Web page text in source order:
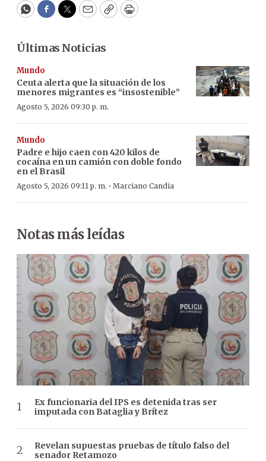
WhatsApp
Facebook
Twitter
EmailCopyPrint
Últimas Noticias
Mundo
Ceuta alerta que la situación de los
menores migrantes es “insostenible”
Agosto 5, 2026 09:30 p. m.
Mundo
Padre e hijo caen con 420 kilos de
cocaína en un camión con doble fondo
en el Brasil
Agosto 5, 2026 09:11 p. m. · Marciano Candia
Notas más leídas
Ex funcionaria del IPS es detenida tras ser
imputada con Bataglia y Brítez
Revelan supuestas pruebas de título falso del
senador Retamozo